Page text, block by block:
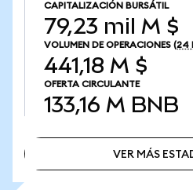
CAPITALIZACIÓN BURSÁTIL
79,23 mil M $
VOLUMEN DE OPERACIONES (24
441,18 M $
OFERTA CIRCULANTE
133,16 M BNB
VER MÁS